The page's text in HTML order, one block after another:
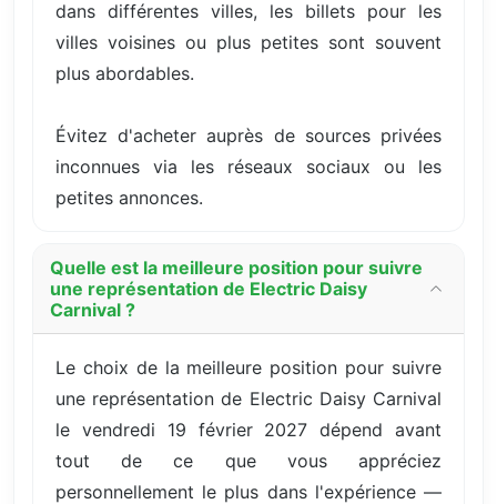
dans différentes villes, les billets pour les
villes voisines ou plus petites sont souvent
plus abordables.
Évitez d'acheter auprès de sources privées
inconnues via les réseaux sociaux ou les
petites annonces.
Quelle est la meilleure position pour suivre
une représentation de Electric Daisy
Carnival ?
Le choix de la meilleure position pour suivre
une représentation de Electric Daisy Carnival
le vendredi 19 février 2027 dépend avant
tout de ce que vous appréciez
personnellement le plus dans l'expérience —